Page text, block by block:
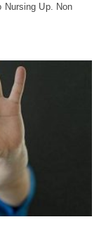
Nursing Up. Non